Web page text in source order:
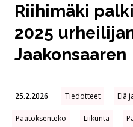
Riihimäki
2025
Jaakonsaaren
25.2.2026 Tiedotteet Elä
Päätöksenteko Liikunta